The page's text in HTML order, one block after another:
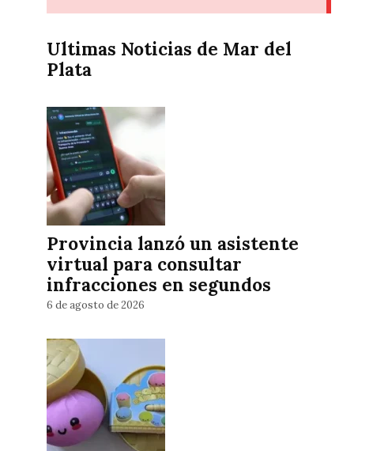
Ultimas Noticias de Mar del
Plata
Provincia lanzó un asistente
virtual para consultar
infracciones en segundos
6 de agosto de 2026